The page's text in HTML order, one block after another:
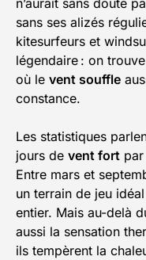
n’aurait sans doute
sans ses alizés
kitesurfeurs et
légendaire : on
où le vent souffle
constance.
Les statistiques
jours de vent fort
Entre mars et
un terrain de jeu
entier. Mais au-delà
aussi la sensation
ils tempèrent la